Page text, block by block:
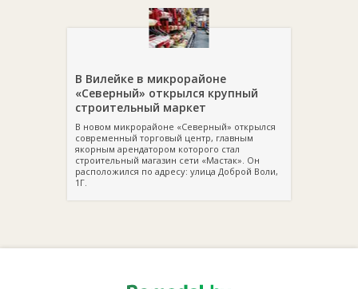
В Вилейке в микрорайоне
«Северный» открылся крупный
строительный маркет
В новом микрорайоне «Северный» открылся
современный торговый центр, главным
якорным арендатором которого стал
строительный магазин сети «Мастак». Он
расположился по адресу: улица Доброй Воли,
1Г.